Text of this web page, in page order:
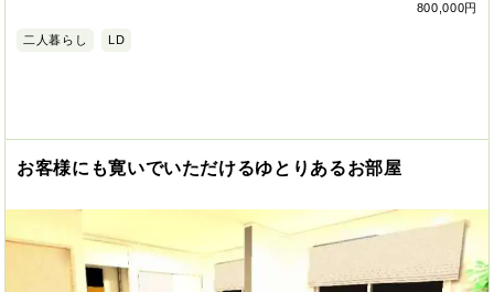
800,000円
二人暮らし LD
お客様にも寛いでいただけるゆとりあるお部屋